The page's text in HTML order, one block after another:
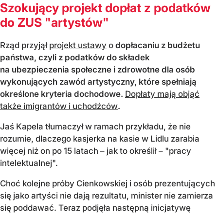
Szokujący projekt dopłat z podatków
do ZUS "artystów"
Rząd przyjął projekt ustawy o dopłacaniu z budżetu
państwa, czyli z podatków do składek
na ubezpieczenia społeczne i zdrowotne dla osób
wykonujących zawód artystyczny, które spełniają
określone kryteria dochodowe. Dopłaty mają objąć
także imigrantów i uchodźców.
Jaś Kapela tłumaczył w ramach przykładu, że nie
rozumie, dlaczego kasjerka na kasie w Lidlu zarabia
więcej niż on po 15 latach – jak to określił – "pracy
intelektualnej".
Choć kolejne próby Cienkowskiej i osób prezentujących
się jako artyści nie dają rezultatu, minister nie zamierza
się poddawać. Teraz podjęła następną inicjatywę